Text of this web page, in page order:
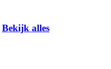
Bekijk alles